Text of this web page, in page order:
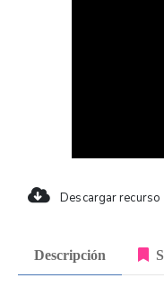
Descargar recurso
Descripción